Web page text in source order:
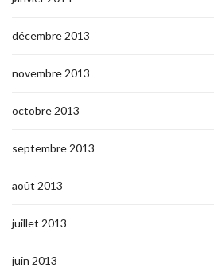
décembre 2013
novembre 2013
octobre 2013
septembre 2013
août 2013
juillet 2013
juin 2013